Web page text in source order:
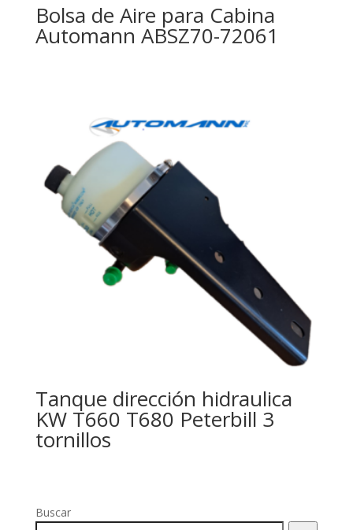
Bolsa de Aire para Cabina
Automann ABSZ70-72061
Tanque dirección hidraulica
KW T660 T680 Peterbill 3
tornillos
Buscar